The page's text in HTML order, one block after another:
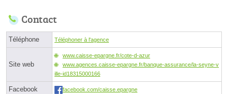
Contact
Téléphone Téléphoner à l'agence
Site web
www.caisse-epargne.fr/cote-d-azur
www.agences.caisse-epargne.fr/banque-assurance/la-seyne-v
ille-id18315000166
Facebook facebook.com/caisse.epargne